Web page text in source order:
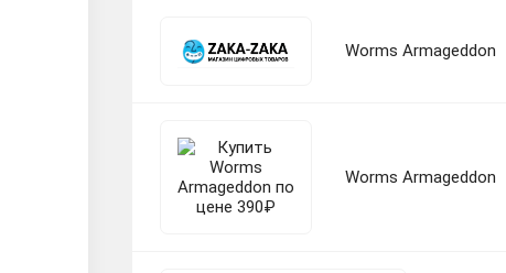
Worms Armageddon
Worms Armageddon